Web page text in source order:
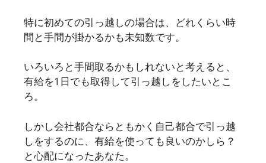
特に初めての引っ越しの場合は、どれくらい時
間と手間が掛かるかも未知数です。
いろいろと手間取るかもしれないと考えると、
有給を1日でも取得して引っ越しをしたいとこ
ろ。
しかし会社都合ならともかく自己都合で引っ越
しをするのに、有給を使っても良いのかしら？
と心配になったあなた。